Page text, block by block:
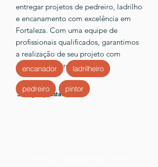
entregar projetos de pedreiro, ladrilho
e encanamento com excelência em
Fortaleza. Com uma equipe de
profissionais qualificados, garantimos
a realização de seu projeto com
eficácia e dentro do prazo.
Serviços prestados
encanador ladrilheiro
pedreiro pintor